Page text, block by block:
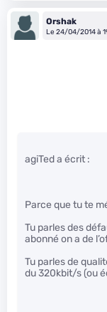
Orshak
Le 24/04/2014 à
agiTed a écrit :
Parce que tu te
Tu parles des
abonné on a de
Tu parles de
du 320kbit/s (ou